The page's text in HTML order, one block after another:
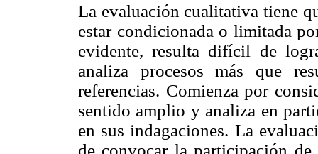
La evaluación cualitativa tiene
estar condicionada o limitada
evidente, resulta difícil de
analiza procesos más que
referencias. Comienza por
sentido amplio y analiza en
en sus indagaciones. La
de convocar la participación